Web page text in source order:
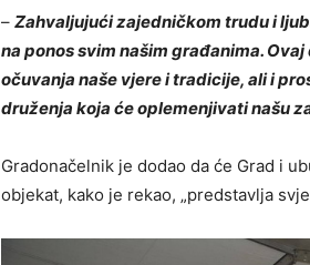
– Zahvaljujući zajedničkom trudu i
na ponos svim našim građanima.
očuvanja naše vjere i tradicije, ali i
druženja koja će oplemenjivati našu
Gradonačelnik je dodao da će Grad i
objekat, kako je rekao, „predstavlja